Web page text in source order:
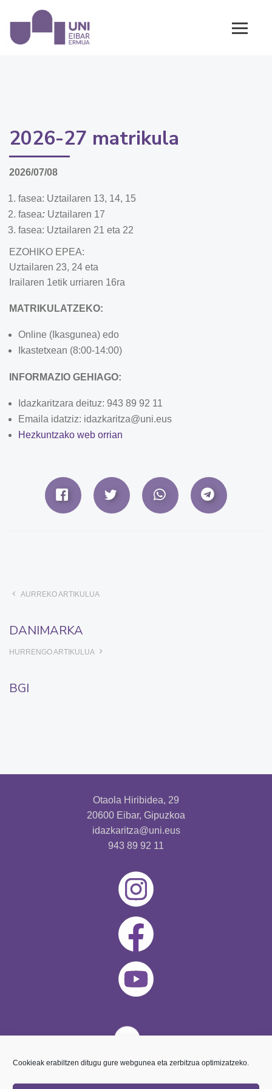
Cookieak erabiltzen ditugu gure webgunea eta zerbitzua optimizatzeko.
2026-27 matrikula
2026/07/08
fasea: Uztailaren 13, 14, 15
fasea: Uztailaren 17
fasea: Uztailaren 21 eta 22
EZOHIKO EPEA:
Uztailaren 23, 24 eta
Irailaren 1etik urriaren 16ra
MATRIKULATZEKO:
Online (Ikasgunea) edo
Ikastetxean (8:00-14:00)
INFORMAZIO GEHIAGO:
Idazkaritzara deituz: 943 89 92 11
Emaila idatziz: idazkaritza@uni.eus
Hezkuntzako web orrian
AURREKO ARTIKULUA
DANIMARKA
HURRENGO ARTIKULUA
BGI
Otaola Hiribidea, 29
20600 Eibar, Gipuzkoa
idazkaritza@uni.eus
943 89 92 11